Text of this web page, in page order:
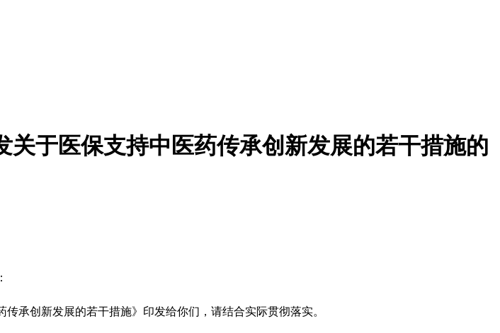
于医保支持中医药传承创新发展的若干措施的
创新发展的若干措施》印发给你们，请结合实际贯彻落实。